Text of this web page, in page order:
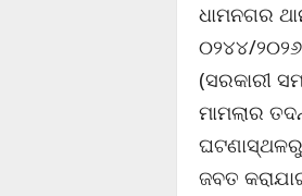
ଧାମନଗର
୦୨୪୪/୨୦୨୬
(ସରକାରୀ
ମାମଲାର
ଜବତ